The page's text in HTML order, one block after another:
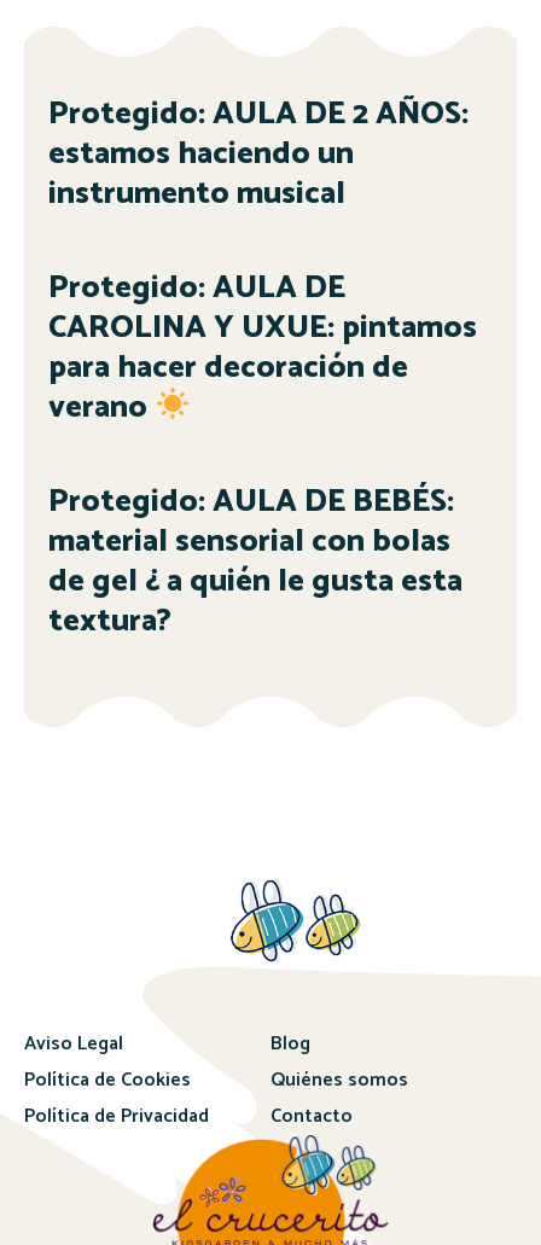
Protegido: AULA DE 2 AÑOS:
estamos haciendo un
instrumento musical
Protegido: AULA DE
CAROLINA Y UXUE: pintamos
para hacer decoración de
verano
Protegido: AULA DE BEBÉS:
material sensorial con bolas
de gel ¿ a quién le gusta esta
textura?
Aviso Legal
Política de Cookies
Política de Privacidad
Blog
Quiénes somos
Contacto